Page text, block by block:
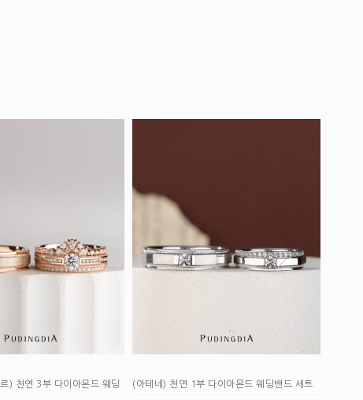
네) 천연 1부 다이아몬드 웨딩밴드 세트 (아르키 듀오) 다이아몬드 웨딩밴드 세트